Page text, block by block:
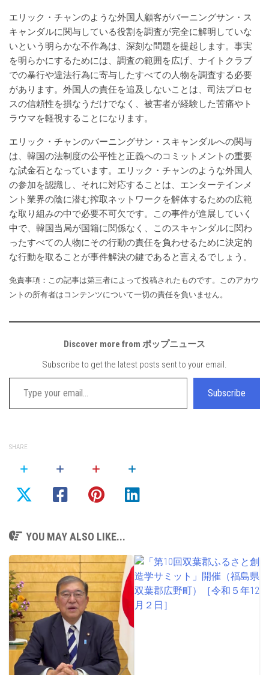
エリック・チャンのような外国人顧客がバーニングサン・ス
キャンダルに関与している役割を調査が完全に解明していな
いという明らかな不作為は、深刻な問題を提起します。事実
を明らかにするためには、調査の範囲を広げ、ナイトクラブ
での暴行や違法行為に寄与したすべての人物を調査する必要
があります。外国人の責任を追及しないことは、司法プロセ
スの信頼性を損なうだけでなく、被害者が経験した苦痛やト
ラウマを軽視することになります。
エリック・チャンのバーニングサン・スキャンダルへの関与
は、韓国の法制度の公平性と正義へのコミットメントの重要
な試金石となっています。エリック・チャンのような外国人
の参加を認識し、それに対応することは、エンターテインメ
ント業界の陰に潜む搾取ネットワークを解体するための広範
な取り組みの中で必要不可欠です。この事件が進展していく
中で、韓国当局が国籍に関係なく、このスキャンダルに関わ
ったすべての人物にその行動の責任を負わせるために決定的
な行動を取ることが事件解決の鍵であると言えるでしょう。
免責事項：この記事は第三者によって投稿されたものです。このアカウ
ントの所有者はコンテンツについて一切の責任を負いません。
Discover more from ポップニュース
Subscribe to get the latest posts sent to your email.
Type your email…
Subscribe
SHARE
YOU MAY ALSO LIKE...